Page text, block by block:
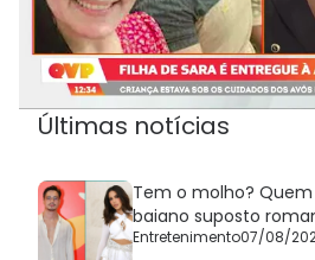
Últimas notícias
Tem o molho?
baiano suposto
Entretenimento07/08/